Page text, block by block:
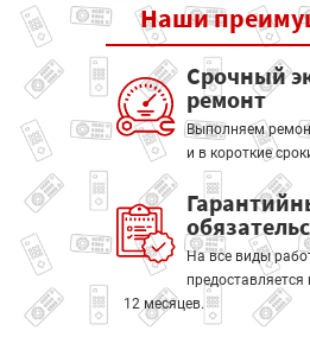
Наши
Срочный
ремонт
Выполняем
и в короткие
На все виды
предоставляется
12 месяцев.